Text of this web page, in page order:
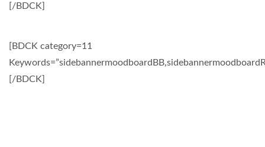
[/BDCK]
[BDCK category=11
[/BDCK]